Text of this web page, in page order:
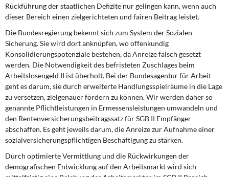
Rückführung der staatlichen Defizite nur gelingen kann, wenn auch
dieser Bereich einen zielgerichteten und fairen Beitrag leistet.
Die Bundesregierung bekennt sich zum System der Sozialen
Sicherung. Sie wird dort anknüpfen, wo offenkundig
Konsolidierungspotenziale bestehen, da Anreize falsch gesetzt
werden. Die Notwendigkeit des befristeten Zuschlages beim
Arbeitslosengeld II ist überholt. Bei der Bundesagentur für Arbeit
geht es darum, sie durch erweiterte Handlungsspielräume in die Lage
zu versetzen, zielgenauer fördern zu können. Wir werden daher so
genannte Pflichtleistungen in Ermessensleistungen umwandeln und
den Rentenversicherungsbeitragssatz für SGB II Empfänger
abschaffen. Es geht jeweils darum, die Anreize zur Aufnahme einer
sozialversicherungspflichtigen Beschäftigung zu stärken.
Durch optimierte Vermittlung und die Rückwirkungen der
demografischen Entwicklung auf den Arbeitsmarkt wird sich